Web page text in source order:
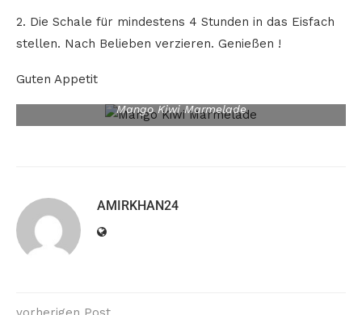
2. Die Schale für mindestens 4 Stunden in das Eisfach
stellen. Nach Belieben verzieren. Genießen !
Guten Appetit
Mango Kiwi Marmelade
AMIRKHAN24